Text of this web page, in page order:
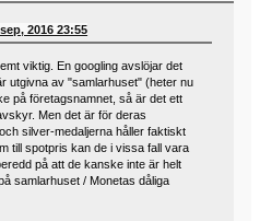
2016 23:55
viktig. En googling avslöjar det
utgivna av "samlarhuset" (heter nu
på företagsnamnet, så är det ett
Men det är för deras
silver-medaljerna håller faktiskt
till spotpris kan de i vissa fall vara
på att de kanske inte är helt
samlarhuset / Monetas dåliga